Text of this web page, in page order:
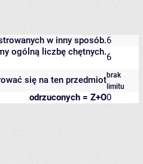
w inny sposób.6
ogólną liczbę chętnych.6
się na ten przedmiotbrak
limitu
odrzuconych = Z+O0